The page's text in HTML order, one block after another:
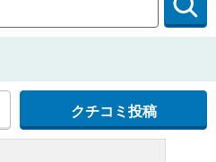
クチコミ投稿